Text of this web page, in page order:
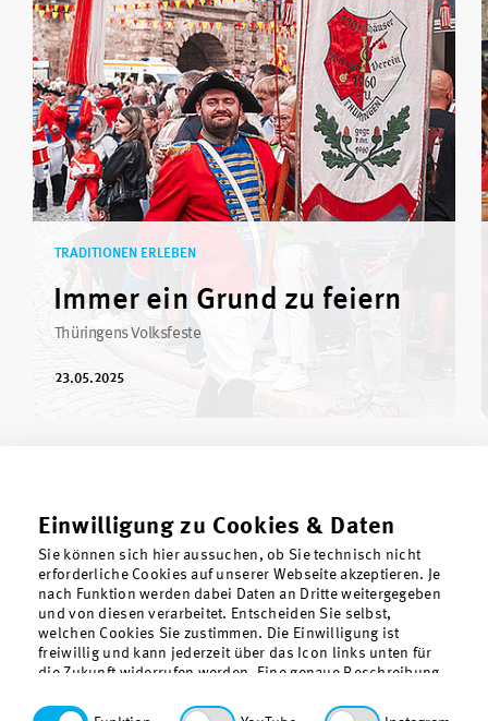
Einwilligung zu Cookies & Daten
Sie können sich hier aussuchen, ob Sie technisch nicht
erforderliche Cookies auf unserer Webseite akzeptieren. Je
nach Funktion werden dabei Daten an Dritte weitergegeben
und von diesen verarbeitet. Entscheiden Sie selbst,
welchen Cookies Sie zustimmen. Die Einwilligung ist
freiwillig und kann jederzeit über das Icon links unten für
die Zukunft widerrufen werden. Eine genaue Beschreibung
Datenschutzerklärung. Funktionale Cookies, also die für
TRADITIONEN ERLEBEN
Immer ein Grund zu feiern
Thüringens Volksfeste
23.05.2025